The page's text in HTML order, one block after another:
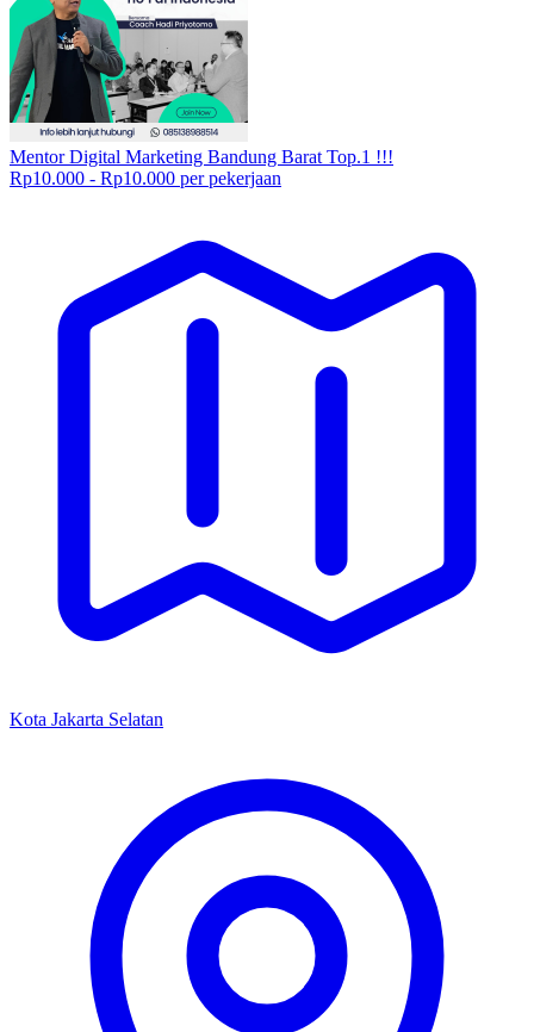
Mentor Digital Marketing Bandung Barat Top.1 !!!
Rp10.000 - Rp10.000 per pekerjaan
Kota Jakarta Selatan